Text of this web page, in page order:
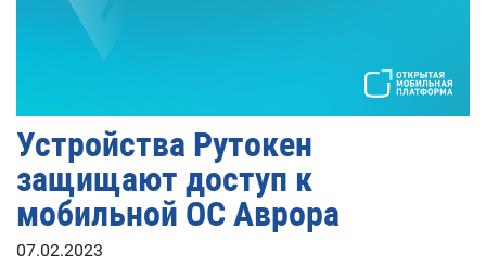
Устройства Рутокен
защищают доступ к
мобильной ОС Аврора
07.02.2023